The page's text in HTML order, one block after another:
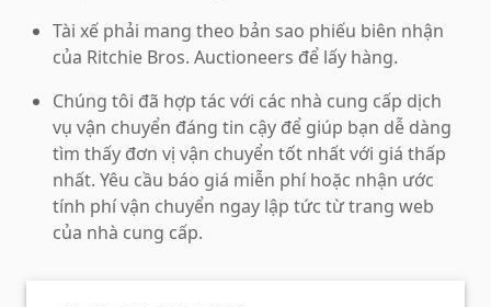
Tài xế phải mang theo bản sao phiếu biên nhận
của Ritchie Bros. Auctioneers để lấy hàng.
Chúng tôi đã hợp tác với các nhà cung cấp dịch
vụ vận chuyển đáng tin cậy để giúp bạn dễ dàng
tìm thấy đơn vị vận chuyển tốt nhất với giá thấp
nhất. Yêu cầu báo giá miễn phí hoặc nhận ước
tính phí vận chuyển ngay lập tức từ trang web
của nhà cung cấp.